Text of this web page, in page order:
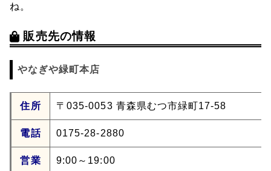
ね。
販売先の情報
やなぎや緑町本店
住所 〒035-0053 青森県むつ市緑町17-58
電話 0175-28-2880
営業 9:00～19:00